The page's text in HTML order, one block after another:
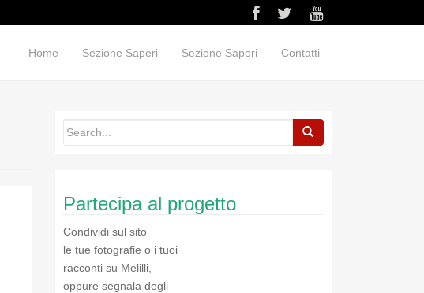
Home Sezione Saperi Sezione Sapori Contatti
Partecipa al progetto
Condividi sul sito
le tue fotografie o i tuoi
racconti su Melilli,
oppure segnala degli